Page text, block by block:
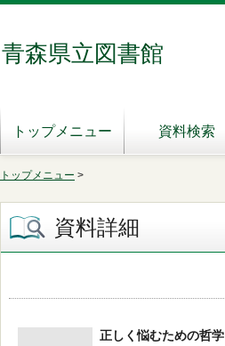
青森県立図書館
トップメニュー 資料検索
トップメニュー >
資料詳細
正しく悩むための哲学